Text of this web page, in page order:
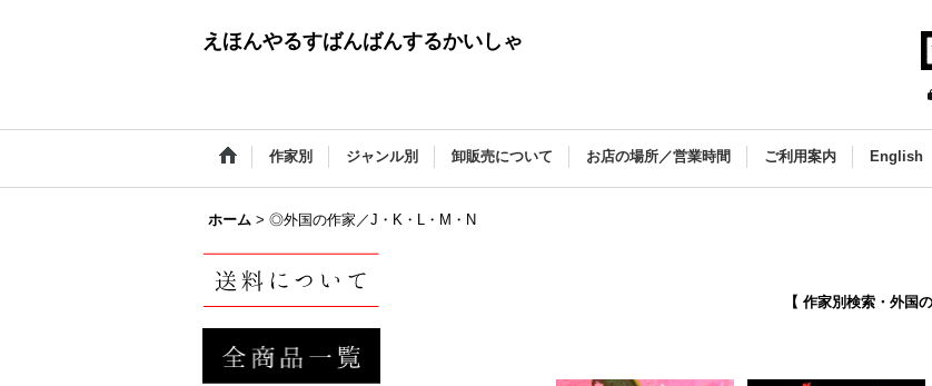
えほんやるすばんばんするかいしゃ
作家別 ジャンル別 卸販売について お店の場所／営業時間 ご利用案内 English
ホーム > ◎外国の作家／J・K・L・M・N
【 作家別検索・外国